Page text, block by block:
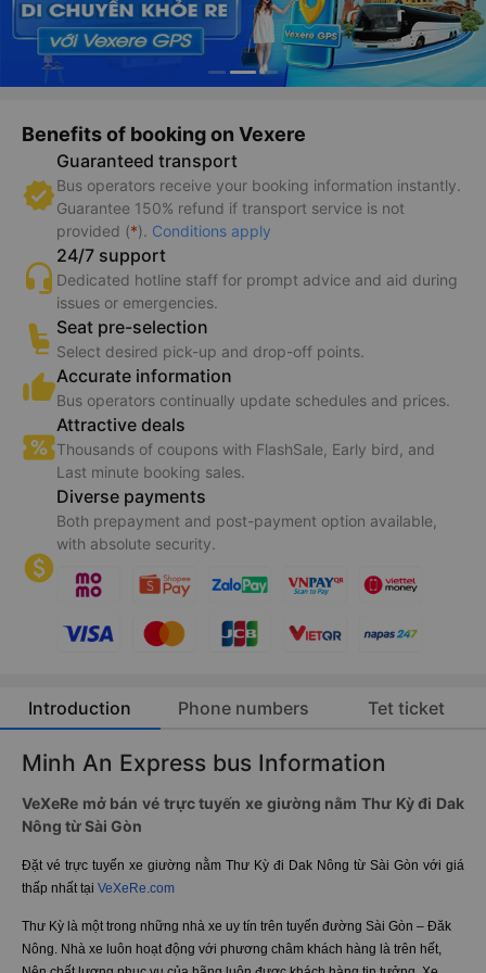
Benefits of booking on Vexere
Guaranteed transport
Bus operators receive your booking information instantly.
Guarantee 150% refund if transport service is not
provided (*). Conditions apply
24/7 support
Dedicated hotline staff for prompt advice and aid during
issues or emergencies.
Seat pre-selection
Select desired pick-up and drop-off points.
Accurate information
Bus operators continually update schedules and prices.
Attractive deals
Thousands of coupons with FlashSale, Early bird, and
Last minute booking sales.
Diverse payments
Both prepayment and post-payment option available,
with absolute security.
Introduction Phone numbers Tet ticket
Minh An Express bus Information
VeXeRe mở bán vé trực tuyến xe giường nằm Thư Kỳ đi Dak
Nông từ Sài Gòn
Đặt vé trực tuyến xe giường nằm Thư Kỳ đi Dak Nông từ Sài Gòn với giá
thấp nhất tại VeXeRe.com
Thư Kỳ là một trong những nhà xe uy tín trên tuyến đường Sài Gòn – Đăk
Nông. Nhà xe luôn hoạt động với phương châm khách hàng là trên hết,